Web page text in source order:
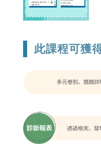
此課程可獲